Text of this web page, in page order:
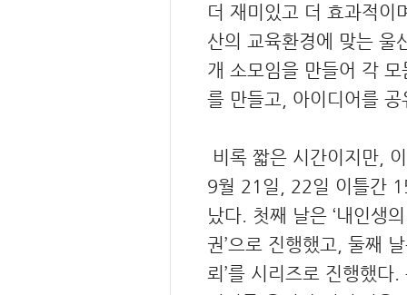
더 재미있고 더 효과적이
산의 교육환경에 맞는 울
개 소모임을 만들어 각
를 만들고, 아이디어를
비록 짧은 시간이지만,
9월 21일, 22일 이틀간
났다. 첫째 날은 ‘내인생
권’으로 진행했고, 둘째
뢰’를 시리즈로 진행했다